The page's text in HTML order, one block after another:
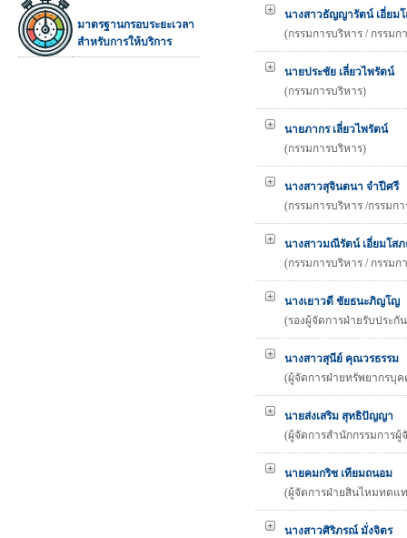
มาตรฐานกรอบระยะเวลา
สำหรับการให้บริการ
นางสาวธัญญารัตน์ เอี่ยม
(กรรมการบริหาร / กรรมก
นายประชัย เลี่ยวไพรัตน์
(กรรมการบริหาร)
นายภากร เลี่ยวไพรัตน์
(กรรมการบริหาร)
นางสาวสุจินตนา จำปีศรี
(กรรมการบริหาร /กรรมก
นางสาวมณีรัตน์ เอี่ยมโส
(กรรมการบริหาร / กรรมก
นางเยาวดี ชัยธนะภิญโญ
(รองผู้จัดการฝ่ายรับประกั
นางสาวสุนีย์ คุณวรธรรม
(ผู้จัดการฝ่ายทรัพยากรบุค
นายส่งเสริม สุทธิปัญญา
(ผู้จัดการสำนักกรรมการผู้
นายคมกริช เทียมถนอม
(ผู้จัดการฝ่ายสินไหมทดแ
นางสาวศิริภรณ์ มั่งจิตร